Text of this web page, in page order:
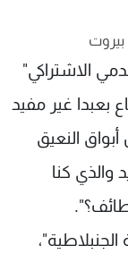
بيروت
الاشتراكي"
بعبدا غير مفيد
النعيق
والذي كنا